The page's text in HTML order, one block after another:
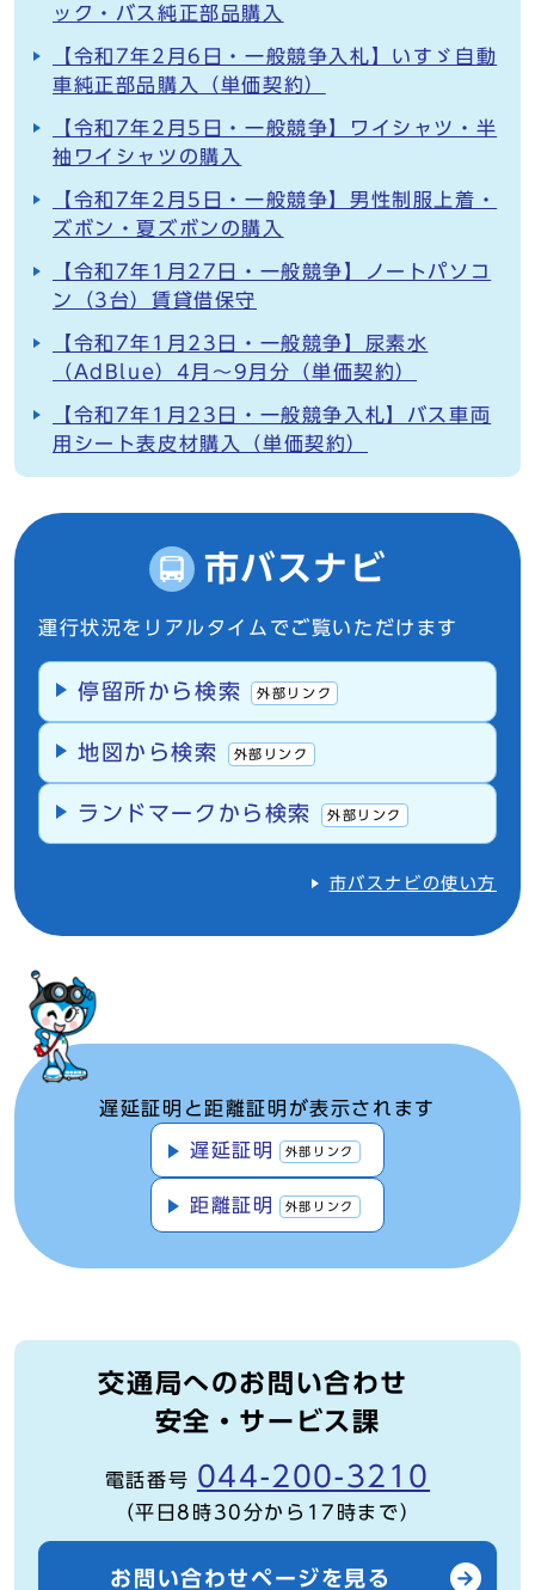
ック・バス純正部品購入
【令和7年2月6日・一般競争入札】いすゞ自動
車純正部品購入（単価契約）
【令和7年2月5日・一般競争】ワイシャツ・半
袖ワイシャツの購入
【令和7年2月5日・一般競争】男性制服上着・
ズボン・夏ズボンの購入
【令和7年1月27日・一般競争】ノートパソコ
ン（3台）賃貸借保守
【令和7年1月23日・一般競争】尿素水
（AdBlue）4月～9月分（単価契約）
【令和7年1月23日・一般競争入札】バス車両
用シート表皮材購入（単価契約）
市バスナビ
運行状況をリアルタイムでご覧いただけます
停留所から検索 外部リンク
地図から検索 外部リンク
ランドマークから検索 外部リンク
市バスナビの使い方
遅延証明と距離証明が表示されます
遅延証明 外部リンク
距離証明 外部リンク
交通局へのお問い合わせ
安全・サービス課
電話番号 044-200-3210
（平日8時30分から17時まで）
お問い合わせページを見る